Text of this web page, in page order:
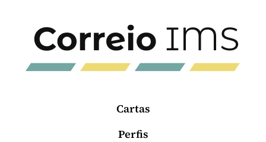
Cartas
Perfis